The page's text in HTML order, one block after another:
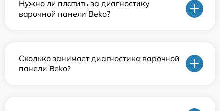
Нужно ли платить за диагностику
варочной панели Beko?
Сколько занимает диагностика варочной
панели Beko?